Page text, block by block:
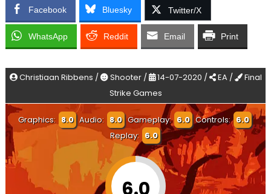
Facebook Bluesky Twitter/X
WhatsApp Reddit Email Print
Christiaan Ribbens / Shooter / 14-07-2020 / EA /
Final
Strike Games
Graphics: 8.0 Audio: 8.0 Gameplay: 6.0 Controls: 6.0
Replay: 6.0